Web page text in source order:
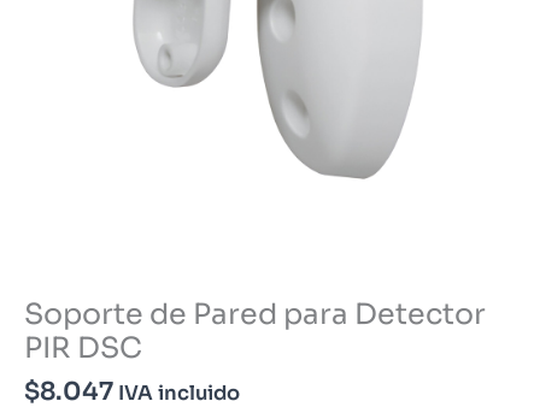
Soporte de Pared para Detector
PIR DSC
$8.047 IVA incluido